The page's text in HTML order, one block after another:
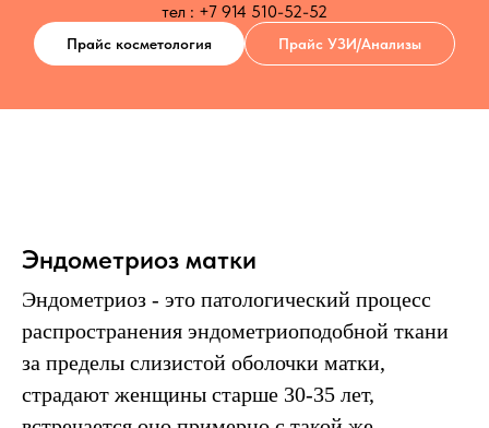
тел : +7 914 510-52-52
Прайс косметология Прайс УЗИ/Анализы
Эндометриоз матки
Эндометриоз - это патологический процесс
распространения эндометриоподобной ткани
за пределы слизистой оболочки матки,
страдают женщины старше 30-35 лет,